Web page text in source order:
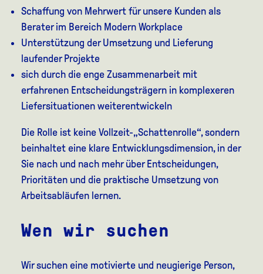
Schaffung von Mehrwert für unsere Kunden als
Berater im Bereich Modern Workplace
Unterstützung der Umsetzung und Lieferung
laufender Projekte
sich durch die enge Zusammenarbeit mit
erfahrenen Entscheidungsträgern in komplexeren
Liefersituationen weiterentwickeln
Die Rolle ist keine Vollzeit-„Schattenrolle“, sondern
beinhaltet eine klare Entwicklungsdimension, in der
Sie nach und nach mehr über Entscheidungen,
Prioritäten und die praktische Umsetzung von
Arbeitsabläufen lernen.
Wen wir suchen
Wir suchen eine motivierte und neugierige Person,